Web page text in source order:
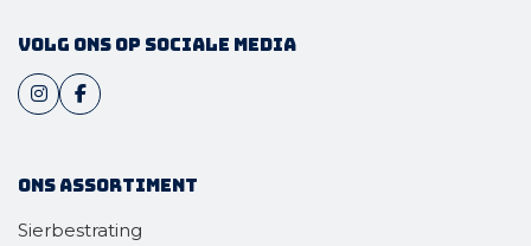
Volg ons op sociale media
Ons assortiment
Sierbestrating